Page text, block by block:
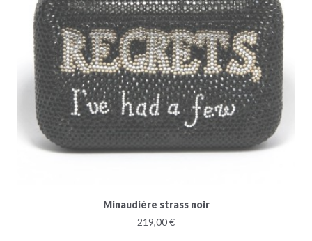
Minaudière strass noir
219,00 €